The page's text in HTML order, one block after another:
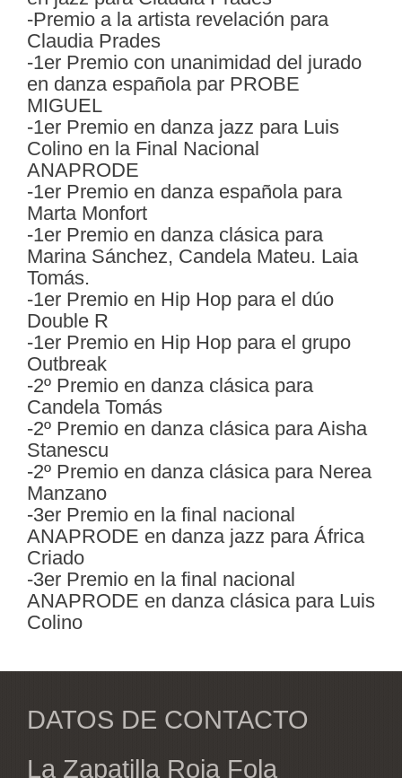
-Premio a la artista revelación para
Claudia Prades
-1er Premio con unanimidad del jurado
en danza española par PROBE
MIGUEL
-1er Premio en danza jazz para Luis
Colino en la Final Nacional
ANAPRODE
-1er Premio en danza española para
Marta Monfort
-1er Premio en danza clásica para
Marina Sánchez, Candela Mateu. Laia
Tomás.
-1er Premio en Hip Hop para el dúo
Double R
-1er Premio en Hip Hop para el grupo
Outbreak
-2º Premio en danza clásica para
Candela Tomás
-2º Premio en danza clásica para Aisha
Stanescu
-2º Premio en danza clásica para Nerea
Manzano
-3er Premio en la final nacional
ANAPRODE en danza jazz para África
Criado
-3er Premio en la final nacional
ANAPRODE en danza clásica para Luis
Colino
DATOS DE CONTACTO
La Zapatilla Roja Fola